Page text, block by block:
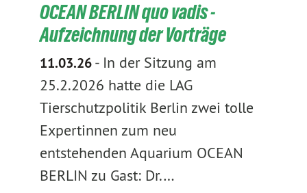
OCEAN BERLIN quo vadis -
Aufzeichnung der Vorträge
11.03.26- In der Sitzung am
25.2.2026 hatte die LAG
Tierschutzpolitik Berlin zwei tolle
Expertinnen zum neu
entstehenden Aquarium OCEAN
BERLIN zu Gast: Dr.…